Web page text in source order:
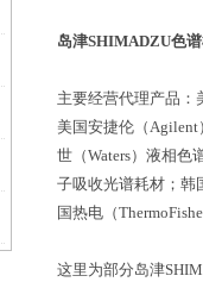
岛津SHIMADZU色
主要经营代理产品：
美国安捷伦（Agilent
世（Waters）液相色
子吸收光谱耗材；韩
国热电（
这里为部分岛津